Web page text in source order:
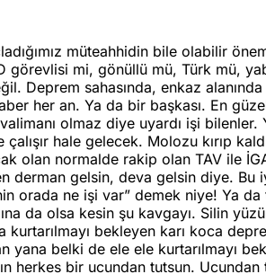
müteahhidin bile olabilir
görevlisi mi, gönüllü mü, Türk mü,
Deprem sahasında, enkaz
her an. Ya da bir başkası. En
olmaz diye uyardı işi
çalışır hale gelecek. Molozu kırıp
olan normalde rakip olan TAV ile
derman gelsin, deva gelsin diye. Bu
orada ne işi var” demek niye! Ya
da olsa kesin şu kavgayı. Silin
kurtarılmayı bekleyen karı koca
yana belki de ele ele kurtarılmayı
herkes bir ucundan tutsun. Ucundan